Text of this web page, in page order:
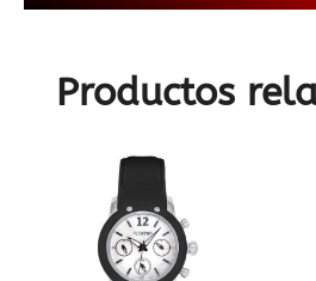
Productos